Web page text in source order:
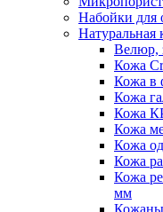
Набойки для
Натуральная
Велюр,
Кожа
Кожа в
Кожа
Кожа
Кожа
Кожа
Кожа
Кожа
мм